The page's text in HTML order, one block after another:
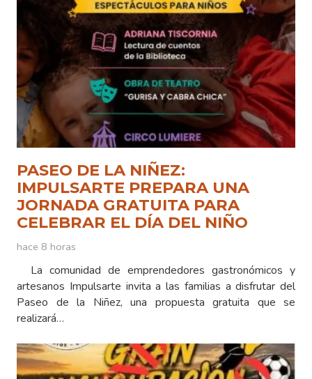
PASEO DE LA NIÑEZ:
IMPULSARTE PREPARA UNA
JORNADA GRATUITA PARA
CELEBRAR EL DÍA DEL NIÑO
hace 8 horas
La comunidad de emprendedores gastronómicos y
artesanos Impulsarte invita a las familias a disfrutar del
Paseo de la Niñez, una propuesta gratuita que se
realizará…